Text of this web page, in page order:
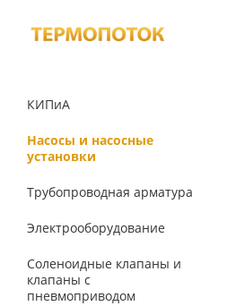
КИПиА
Насосы и насосные
установки
Трубопроводная арматура
Электрооборудование
Соленоидные клапаны и
клапаны с
пневмоприводом